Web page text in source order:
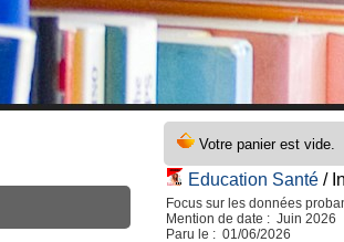
Education Santé /
Focus sur les données
Mention de date : Juin 2026
Paru le : 01/06/2026